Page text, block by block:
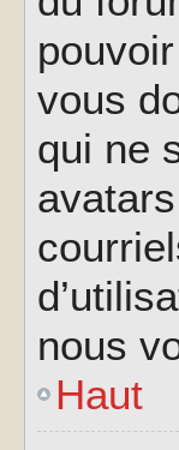
vous
qui ne
nous
Haut